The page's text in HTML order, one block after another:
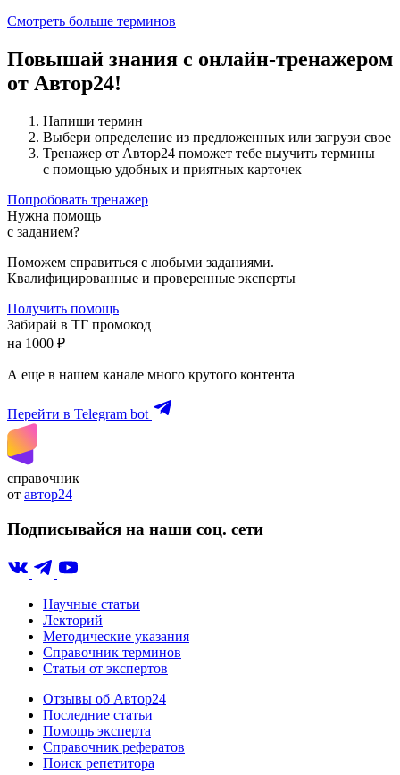
Смотреть больше терминов
Повышай знания с онлайн-тренажером
от Автор24!
Напиши термин
Выбери определение из предложенных или загрузи свое
Тренажер от Автор24 поможет тебе выучить термины
с помощью удобных и приятных карточек
Попробовать тренажер
Нужна помощь
с заданием?
Поможем справиться с любыми заданиями.
Квалифицированные и проверенные эксперты
Получить помощь
Забирай в ТГ промокод
на 1000 ₽
А еще в нашем канале много крутого контента
Перейти в Telegram bot
справочник
от автор24
Подписывайся на наши соц. сети
Научные статьи
Лекторий
Методические указания
Справочник терминов
Статьи от экспертов
Отзывы об Автор24
Последние статьи
Помощь эксперта
Справочник рефератов
Поиск репетитора